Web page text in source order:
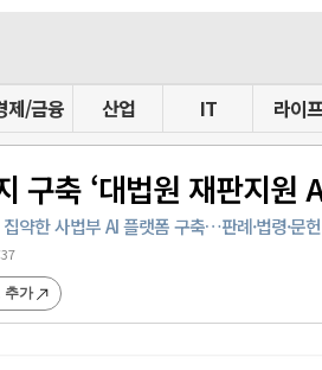
제/금융 산업 IT 라이프
구축 ‘대법원 재판지원
약한 사법부 AI 플랫폼 구축…판례·법령·문
추가